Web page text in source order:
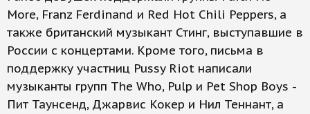
More, Franz Ferdinand и Red Hot Chili Peppers, а
также британский музыкант Стинг, выступавшие в
России с концертами. Кроме того, письма в
поддержку участниц Pussy Riot написали
музыканты групп The Who, Pulp и Pet Shop Boys -
Пит Таунсенд, Джарвис Кокер и Нил Теннант, а